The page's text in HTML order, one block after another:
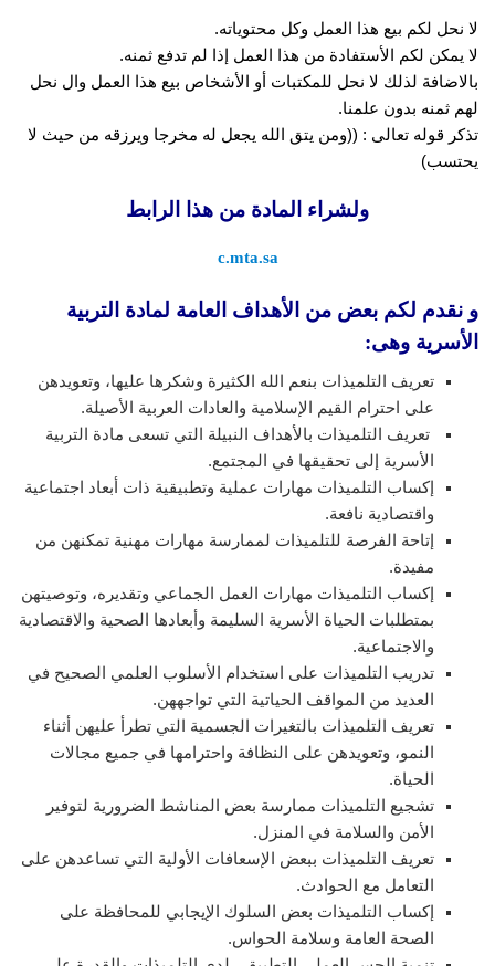
لا نحل لكم بيع هذا العمل وكل محتوياته.
لا يمكن لكم الأستفادة من هذا العمل إذا لم تدفع ثمنه.
بالاضافة لذلك لا نحل للمكتبات أو الأشخاص بيع هذا العمل وال نحل
لهم ثمنه بدون علمنا.
تذكر قوله تعالى : ((ومن يتق الله يجعل له مخرجا ويرزقه من حيث لا
يحتسب)
ولشراء المادة من هذا الرابط
c.mta.sa
و نقدم لكم بعض من الأهداف العامة لمادة التربية
الأسرية وهى:
تعريف التلميذات بنعم الله الكثيرة وشكرها عليها، وتعويدهن
على احترام القيم الإسلامية والعادات العربية الأصيلة.
تعريف التلميذات بالأهداف النبيلة التي تسعى مادة التربية
الأسرية إلى تحقيقها في المجتمع.
إكساب التلميذات مهارات عملية وتطبيقية ذات أبعاد اجتماعية
واقتصادية نافعة.
إتاحة الفرصة للتلميذات لممارسة مهارات مهنية تمكنهن من
مفيدة.
إكساب التلميذات مهارات العمل الجماعي وتقديره، وتوصيتهن
بمتطلبات الحياة الأسرية السليمة وأبعادها الصحية والاقتصادية
والاجتماعية.
تدريب التلميذات على استخدام الأسلوب العلمي الصحيح في
العديد من المواقف الحياتية التي تواجههن.
تعريف التلميذات بالتغيرات الجسمية التي تطرأ عليهن أثناء
النمو، وتعويدهن على النظافة واحترامها في جميع مجالات
الحياة.
تشجيع التلميذات ممارسة بعض المناشط الضرورية لتوفير
الأمن والسلامة في المنزل.
تعريف التلميذات ببعض الإسعافات الأولية التي تساعدهن على
التعامل مع الحوادث.
إكساب التلميذات بعض السلوك الإيجابي للمحافظة على
الصحة العامة وسلامة الحواس.